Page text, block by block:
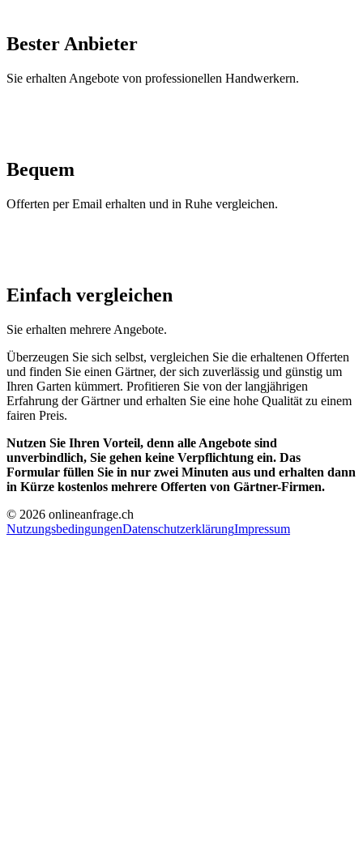
Bester Anbieter
Sie erhalten Angebote von professionellen Handwerkern.
Bequem
Offerten per Email erhalten und in Ruhe vergleichen.
Einfach vergleichen
Sie erhalten mehrere Angebote.
Überzeugen Sie sich selbst, vergleichen Sie die erhaltenen Offerten
und finden Sie einen Gärtner, der sich zuverlässig und günstig um
Ihren Garten kümmert. Profitieren Sie von der langjährigen
Erfahrung der Gärtner und erhalten Sie eine hohe Qualität zu einem
fairen Preis.
Nutzen Sie Ihren Vorteil, denn alle Angebote sind
unverbindlich, Sie gehen keine Verpflichtung ein. Das
Formular füllen Sie in nur zwei Minuten aus und erhalten dann
in Kürze kostenlos mehrere Offerten von Gärtner-Firmen.
© 2026 onlineanfrage.ch
NutzungsbedingungenDatenschutzerklärungImpressum